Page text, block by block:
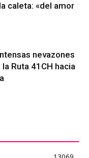
caleta: «del amor
nevazones
Ruta 41CH hacia